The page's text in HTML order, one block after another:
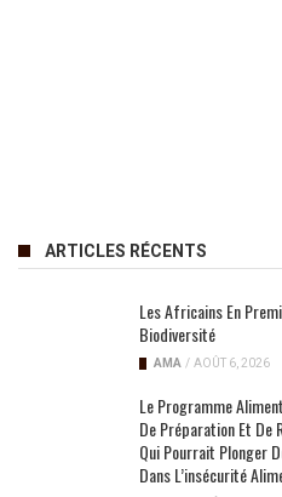
ARTICLES RÉCENTS
Les Africains En
Biodiversité
AMA / AOÛT 6, 2026
Le Programme
De Préparation Et De
Qui Pourrait Plonger
Dans L’insécurité